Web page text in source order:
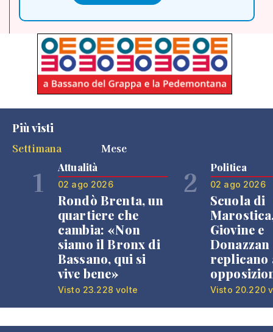
Più visti
Settimana
Mese
1 Attualità
02 ago 2026
Rondò Brenta, un
quartiere che
cambia: «Non
siamo il Bronx di
Bassano, qui si
vive bene»
Visto 23.228 volte
2 Politica
02 ago 2026
Scuola di
Giovine e
Donazzan
replicano
Visto 20.220